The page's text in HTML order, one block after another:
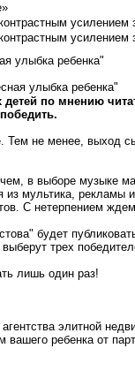
усилением
усилением
улыбка ребенка"
по мнению
Тем не менее,
в выборе музыке
мультика, рекламы
С нетерпением
будет
трех
лишь один раз!
агентства элитной
ребенка от